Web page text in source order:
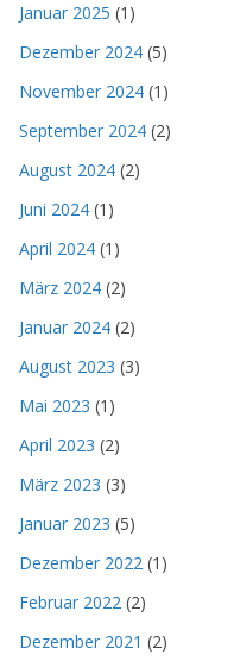
Januar 2025 (1)
Dezember 2024 (5)
November 2024 (1)
September 2024 (2)
August 2024 (2)
Juni 2024 (1)
April 2024 (1)
März 2024 (2)
Januar 2024 (2)
August 2023 (3)
Mai 2023 (1)
April 2023 (2)
März 2023 (3)
Januar 2023 (5)
Dezember 2022 (1)
Februar 2022 (2)
Dezember 2021 (2)